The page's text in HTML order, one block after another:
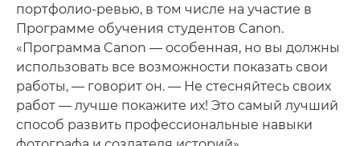
портфолио-ревью, в том числе на участие в
Программе обучения студентов Canon.
«Программа Canon — особенная, но вы должны
использовать все возможности показать свои
работы, — говорит он. — Не стесняйтесь своих
работ — лучше покажите их! Это самый лучший
способ развить профессиональные навыки